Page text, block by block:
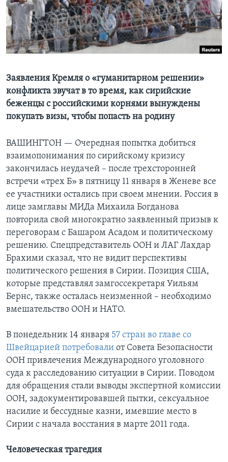
Learning English
СОЦИАЛЬНЫЕ СЕТИ
Языки
Заявления Кремля о «гуманитарном решении»
конфликта звучат в то время, как сирийские
беженцы с российскими корнями вынуждены
покупать визы, чтобы попасть на родину
ВАШИНГТОН — Очередная попытка добиться
взаимопонимания по сирийскому кризису
закончилась неудачей – после трехсторонней
встречи «трех Б» в пятницу 11 января в Женеве все
ее участники остались при своем мнении. Россия в
лице замглавы МИДа Михаила Богданова
повторила свой многократно заявленный призыв к
переговорам с Башаром Асадом и политическому
решению. Спецпредставитель ООН и ЛАГ Лахдар
Брахими сказал, что не видит перспективы
политического решения в Сирии. Позиция США,
которые представлял замгоссекретаря Уильям
Бернс, также осталась неизменной – необходимо
вмешательство ООН и НАТО.
В понедельник 14 января 57 стран во главе со
Швейцарией потребовали от Совета Безопасности
ООН привлечения Международного уголовного
суда к расследованию ситуации в Сирии. Поводом
для обращения стали выводы экспертной комиссии
ООН, задокументировавшей пытки, сексуальное
насилие и бессудные казни, имевшие место в
Сирии с начала восстания в марте 2011 года.
Человеческая трагедия